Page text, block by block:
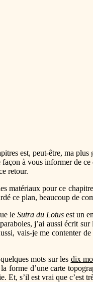
est, peut-être, ma
à vous informer de
retour.
matériaux pour ce
ce plan, beaucoup de
le Sutra du Lotusest un
j’ai aussi écrit
vais-je me contenter
mots sur les dix
forme d’une carte
Et, s’il est vrai que c’est